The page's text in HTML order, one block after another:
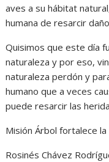
aves a su hábitat
humana de resarcir
Quisimos que este día
naturaleza y por eso,
naturaleza perdón y
humano que a veces
puede resarcir las
Misión Árbol fortalece la
Rosinés Chávez